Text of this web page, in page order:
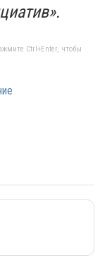
Ctrl+Enter, чтобы